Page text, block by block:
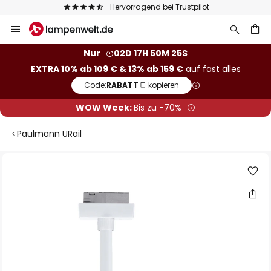
Hervorragend bei Trustpilot
Inhalt
Nur
02D 17H 50M 24S
EXTRA 10% ab 109 € & 13% ab 159 €auf fast alles
Code:RABATT kopieren
WOW Week:Bis zu -70%
Paulmann URail